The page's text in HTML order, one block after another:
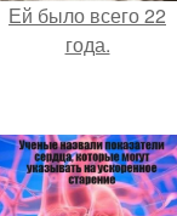
Ей было всего 22
года.